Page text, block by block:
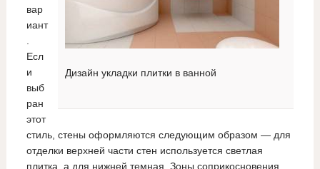
Дизайн укладки плитки в ванной
вар
иант
Есл
и
выб
ран
этот
стиль, стены оформляются следующим образом — для
отделки верхней части стен используется светлая
плитка, а для нижней темная. Зоны соприкосновения